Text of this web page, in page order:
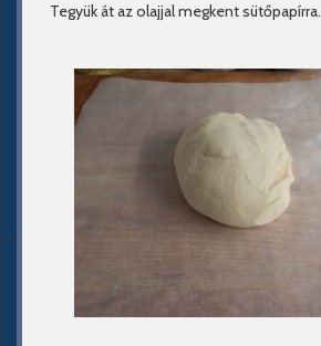
Tegyük át az olajjal megkent sütőpapírra.